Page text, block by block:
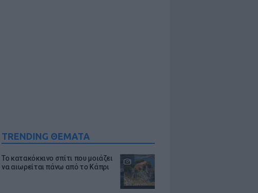
TRENDING ΘΕΜΑΤΑ
Το κατακόκκινο σπίτι που μοιάζει
να αιωρείται πάνω από το Κάπρι